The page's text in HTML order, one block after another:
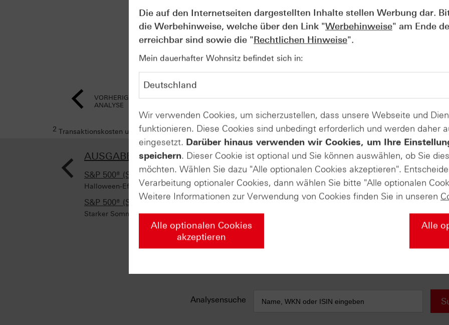
Quelle: Refinitiv, tradesignal² / 5-
VORHERIGE
ANALYSE
2 Transaktionskosten und Ihr Depotpreis (soweit diese anfallen) sind in der Darstellung nicht berücksichtigt und
< AUSGABE VOM 04.11.2024
S&P 500® (Semi-annually)
Halloween-Effekt: Die Musik spielt im Winter!
S&P 500® (Semi-annually)
Starker Sommer – starker Winter?
AUSGABE VOM 05.11.2024
DAX® (Daily)
Diese kurzfristige Unterstützung sollten Sie
kennen!
Analysensuche
Die auf den Internetseiten dargestellten Inhalte stellen Werbung dar.
die Werbehinweise, welche über den Link "Werbehinweise" am Ende
erreichbar sind sowie die "Rechtlichen Hinweise".
Mein dauerhafter Wohnsitz befindet sich in:
Wir verwenden Cookies, um sicherzustellen, dass unsere Webseite und
funktionieren. Diese Cookies sind unbedingt erforderlich und werden daher
eingesetzt. Darüber hinaus verwenden wir Cookies, um Ihre
speichern. Dieser Cookie ist optional und Sie können auswählen, ob Sie
möchten. Wählen Sie dazu "Alle optionalen Cookies akzeptieren".
Verarbeitung optionaler Cookies, dann wählen Sie bitte "Alle optionalen
Weitere Informationen zur Verwendung von Cookies finden Sie in unseren
Alle optionalen Cookies
akzeptieren
Alle